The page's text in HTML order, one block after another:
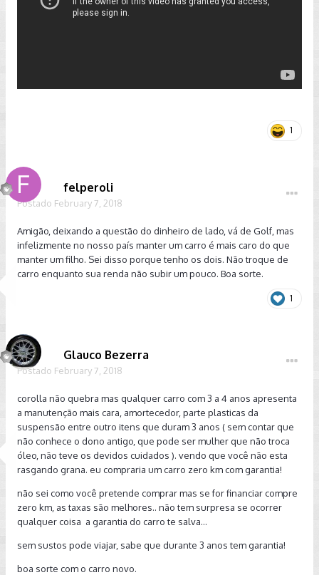
1
felperoli
Postado February 7, 2018
Amigão, deixando a questão do dinheiro de lado, vá de Golf, mas
infelizmente no nosso país manter um carro é mais caro do que
manter um filho. Sei disso porque tenho os dois. Não troque de
carro enquanto sua renda não subir um pouco. Boa sorte.
1
Glauco Bezerra
Postado February 7, 2018
corolla não quebra mas qualquer carro com 3 a 4 anos apresenta
a manutenção mais cara, amortecedor, parte plasticas da
suspensão entre outro itens que duram 3 anos ( sem contar que
não conhece o dono antigo, que pode ser mulher que não troca
óleo, não teve os devidos cuidados ). vendo que você não esta
rasgando grana. eu compraria um carro zero km com garantia!
não sei como você pretende comprar mas se for financiar compre
zero km, as taxas são melhores.. não tem surpresa se ocorrer
qualquer coisa a garantia do carro te salva...
sem sustos pode viajar, sabe que durante 3 anos tem garantia!
boa sorte com o carro novo.